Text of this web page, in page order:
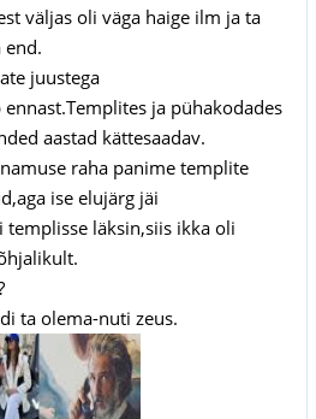
väljas oli väga haige ilm ja ta
end.
juustega
ja pühakodades
aastad kättesaadav.
raha panime templite
ise elujärg jäi
templisse läksin,siis ikka oli
ta olema-nuti zeus.